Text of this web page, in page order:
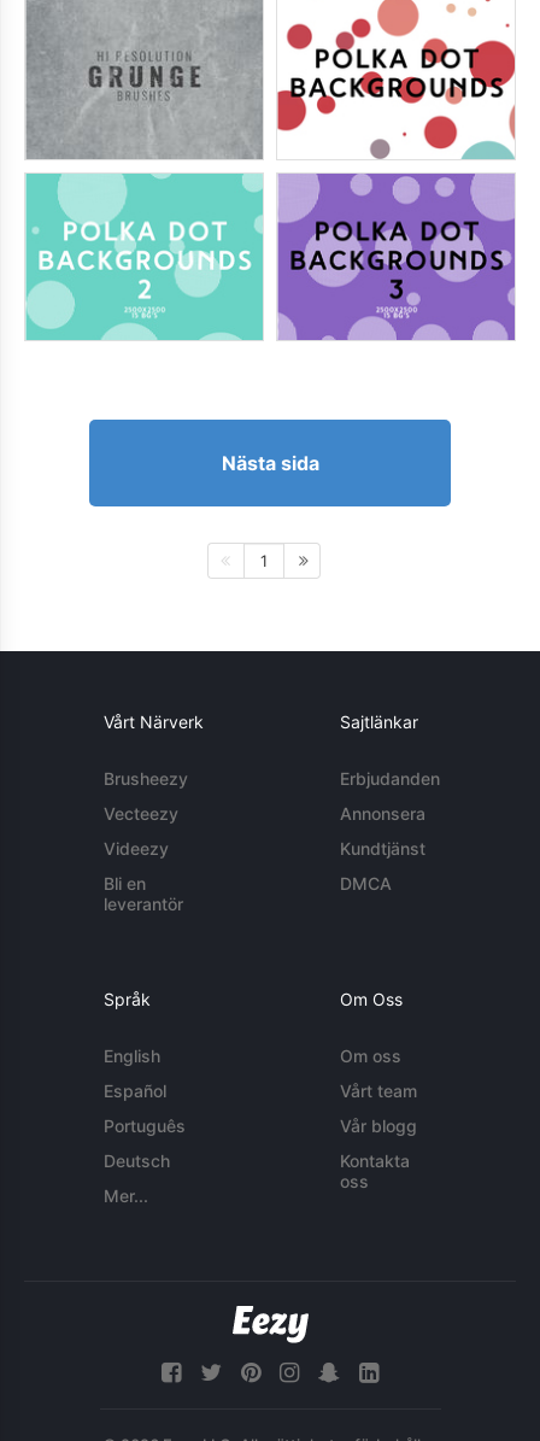
Nästa sida
1
Vårt Närverk
Brusheezy
Vecteezy
Videezy
Bli en
leverantör
Sajtlänkar
Erbjudanden
Annonsera
Kundtjänst
DMCA
Språk
English
Español
Português
Deutsch
Mer...
Om Oss
Om oss
Vårt team
Vår blogg
Kontakta
oss